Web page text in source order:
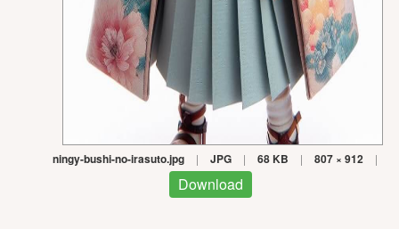
ningy-bushi-no-irasuto.jpg | JPG | 68 KB | 807 × 912 |
Download